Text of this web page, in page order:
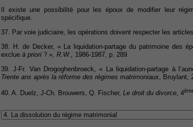
Il existe une possibilité pour les époux de modifier leur
spécifique.
37. Par voie judiciaire, les opérations doivent respecter les
38. H. de Decker, « La liquidation-partage du patrimoine des
exclue à priori ? », R.W.,
1986-1987, p. 289.
39. J-Fr. Van Drogoghenbroeck, « La liquidation-partage à
Trente ans après la réforme des régimes matrimoniaux , Bruylant,
40. A. Duelz, J-Ch. Brouwers, Q. Fischer, Le droit du divorce , 4